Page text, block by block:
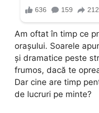
Am oftat în timp ce
orașului. Soarele
și dramatice peste
frumos, dacă te
Dar cine are timp
de lucruri pe minte?